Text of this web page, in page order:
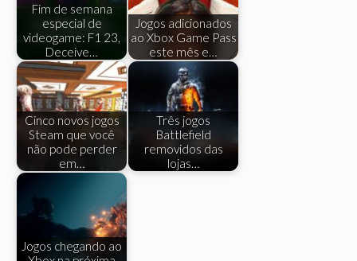
Fim de semana
especial de
videogame: F1 23,
Deceive…
Jogos adicionados
ao Xbox Game Pass
este mês e…
Cinco novos jogos
Steam que você
não pode perder
em…
Três jogos
Battlefield
removidos das
lojas…
Jogos chegando ao